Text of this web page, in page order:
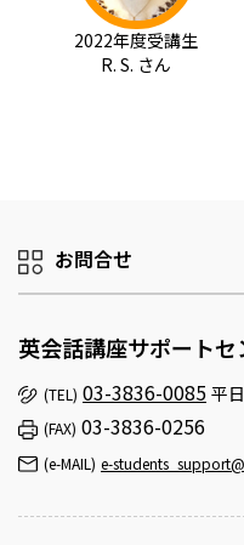
2022年度受講生
R. S. さん
お問合せ
英会話講座サポートセ
(TEL) 03-3836-0085 平
(FAX) 03-3836-0256
(e-MAIL) e-